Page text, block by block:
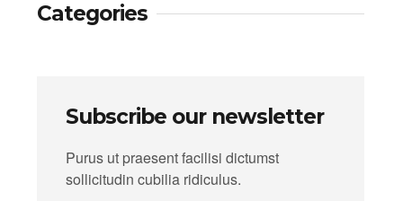
Categories
Subscribe our newsletter
Purus ut praesent facilisi dictumst
sollicitudin cubilia ridiculus.